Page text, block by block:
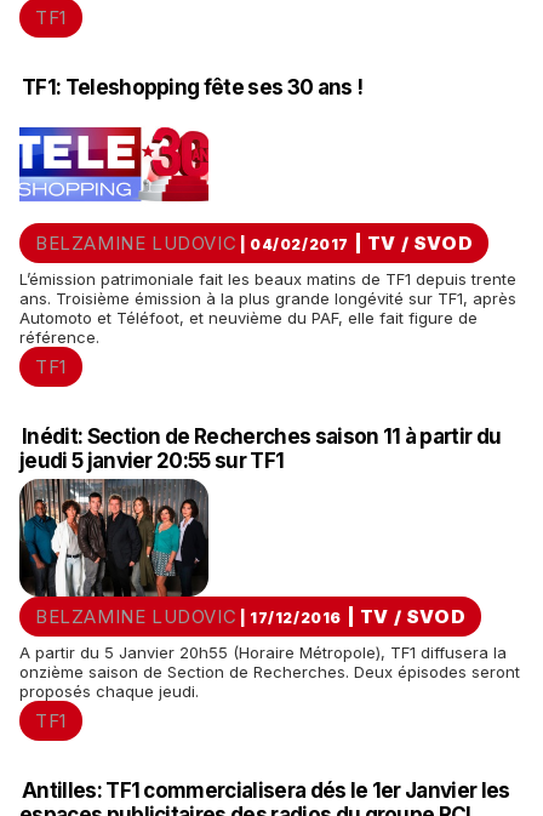
TF1
TF1: Teleshopping fête ses 30 ans !
BELZAMINE LUDOVIC | 04/02/2017 TV / SVOD
L’émission patrimoniale fait les beaux matins de TF1 depuis trente
ans. Troisième émission à la plus grande longévité sur TF1, après
Automoto et Téléfoot, et neuvième du PAF, elle fait figure de
référence.
TF1
Inédit: Section de Recherches saison 11 à partir du
jeudi 5 janvier 20:55 sur TF1
BELZAMINE LUDOVIC | 17/12/2016 TV / SVOD
A partir du 5 Janvier 20h55 (Horaire Métropole), TF1 diffusera la
onzième saison de Section de Recherches. Deux épisodes seront
proposés chaque jeudi.
TF1
Antilles: TF1 commercialisera dés le 1er Janvier les